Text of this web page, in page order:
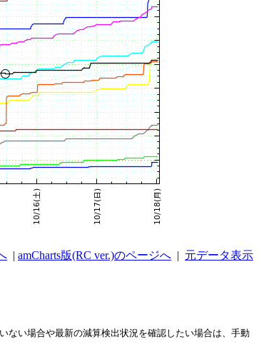
| amCharts版(RC ver.)のページへ | 元データ表示
ない場合や最新の減算検出状況を確認したい場合は、手動